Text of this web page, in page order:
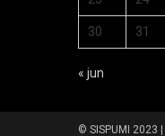
30 31
« jun
© SISPUMI 2023 |